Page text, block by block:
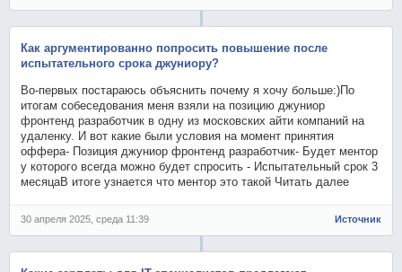
Как аргументированно попросить повышение после
испытательного срока джуниору?
Во-первых постараюсь объяснить почему я хочу больше:)По
итогам собеседования меня взяли на позицию джуниор
фронтенд разработчик в одну из московских айти компаний на
удаленку. И вот какие были условия на момент принятия
оффера- Позиция джуниор фронтенд разработчик- Будет ментор
у которого всегда можно будет спросить - Испытательный срок 3
месяцаВ итоге узнается что ментор это такой Читать далее
30 апреля 2025, среда 11:39 Источник